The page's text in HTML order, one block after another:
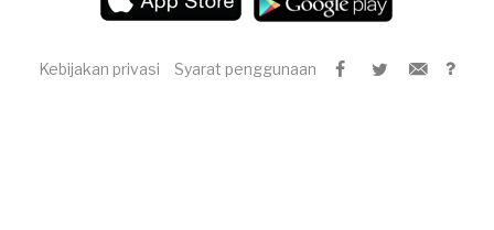
Kebijakan privasi Syarat penggunaan